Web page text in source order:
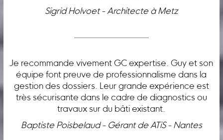
Sigrid Holvoet - Architecte à Metz
Je recommande vivement GC expertise. Guy et son
équipe font preuve de professionnalisme dans la
gestion des dossiers. Leur grande expérience est
très sécurisante dans le cadre de diagnostics ou
travaux sur du bâti existant.
Baptiste Poisbelaud - Gérant de ATiS - Nantes